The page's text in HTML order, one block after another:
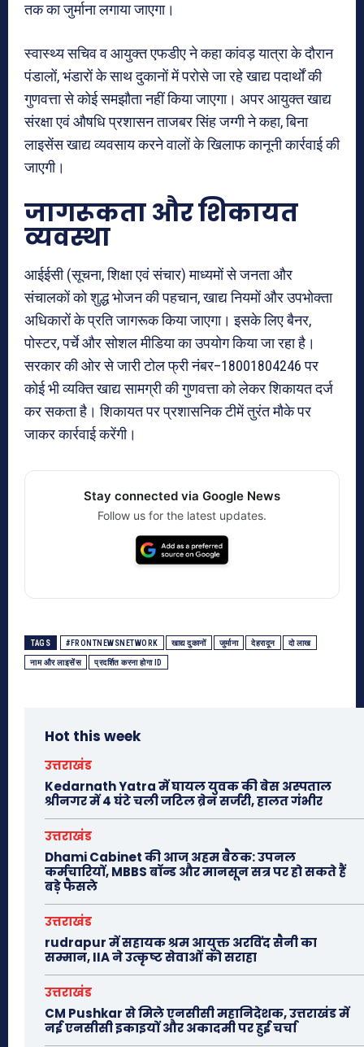
तक का जुर्माना लगाया जाएगा।
स्वास्थ्य सचिव व आयुक्त एफडीए ने कहा कांवड़ यात्रा के दौरान
पंडालों, भंडारों के साथ दुकानों में परोसे जा रहे खाद्य पदार्थों की
गुणवत्ता से कोई समझौता नहीं किया जाएगा। अपर आयुक्त खाद्य
संरक्षा एवं औषधि प्रशासन ताजबर सिंह जग्गी ने कहा, बिना
लाइसेंस खाद्य व्यवसाय करने वालों के खिलाफ कानूनी कार्रवाई की
जाएगी।
जागरूकता और शिकायत
व्यवस्था
आईईसी (सूचना, शिक्षा एवं संचार) माध्यमों से जनता और
संचालकों को शुद्ध भोजन की पहचान, खाद्य नियमों और उपभोक्ता
अधिकारों के प्रति जागरूक किया जाएगा। इसके लिए बैनर,
पोस्टर, पर्चे और सोशल मीडिया का उपयोग किया जा रहा है।
सरकार की ओर से जारी टोल फ्री नंबर–18001804246 पर
कोई भी व्यक्ति खाद्य सामग्री की गुणवत्ता को लेकर शिकायत दर्ज
कर सकता है। शिकायत पर प्रशासनिक टीमें तुरंत मौके पर
जाकर कार्रवाई करेंगी।
Stay connected via Google News
Follow us for the latest updates.
TAGS #FRONTNEWSNETWORK खाद्य दुकानों जुर्माना देहरादून दो लाख
नाम और लाइसेंस प्रदर्शित करना होगा ID
Hot this week
उत्तराखंड
Kedarnath Yatra में घायल युवक की बेस अस्पताल
श्रीनगर में 4 घंटे चली जटिल ब्रेन सर्जरी, हालत गंभीर
उत्तराखंड
Dhami Cabinet की आज अहम बैठक: उपनल
कर्मचारियों, MBBS बॉन्ड और मानसून सत्र पर हो सकते हैं
बड़े फैसले
उत्तराखंड
rudrapur में सहायक श्रम आयुक्त अरविंद सैनी का
सम्मान, IIA ने उत्कृष्ट सेवाओं को सराहा
उत्तराखंड
CM Pushkar से मिले एनसीसी महानिदेशक, उत्तराखंड में
नई एनसीसी इकाइयों और अकादमी पर हुई चर्चा